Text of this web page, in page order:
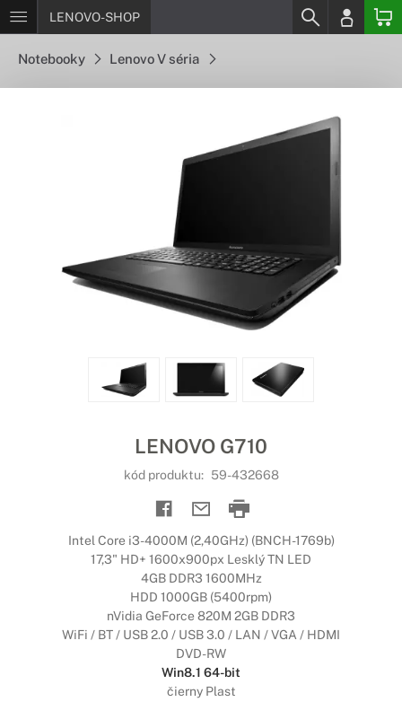
LENOVO-SHOP
Notebooky Lenovo V séria
LENOVO G710
kód produktu: 59-432668
Intel Core i3-4000M (2,40GHz) (BNCH-1769b)
17,3" HD+ 1600x900px Lesklý TN LED
4GB DDR3 1600MHz
HDD 1000GB (5400rpm)
nVidia GeForce 820M 2GB DDR3
WiFi / BT / USB 2.0 / USB 3.0 / LAN / VGA / HDMI
DVD-RW
Win8.1 64-bit
čierny Plast